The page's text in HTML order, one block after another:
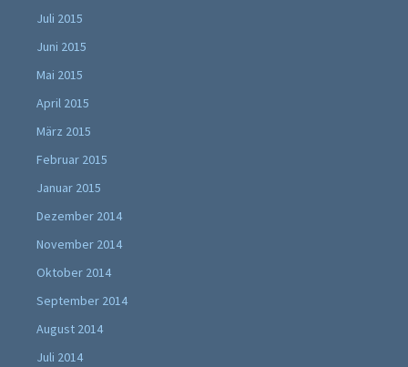
Juli 2015
Juni 2015
Mai 2015
April 2015
März 2015
Februar 2015
Januar 2015
Dezember 2014
November 2014
Oktober 2014
September 2014
August 2014
Juli 2014